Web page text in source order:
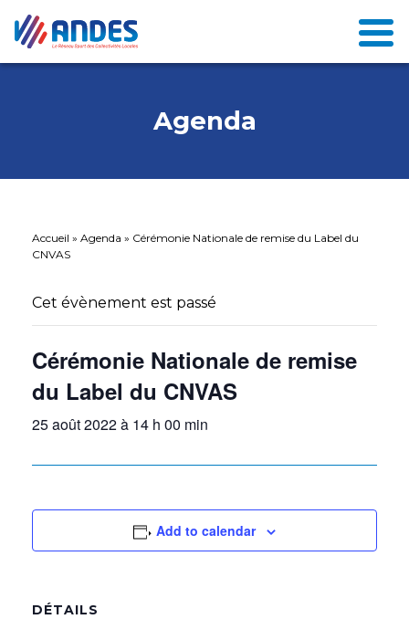
Agenda
Accueil » Agenda » Cérémonie Nationale de remise du Label du
CNVAS
Cet évènement est passé
Cérémonie Nationale de remise
du Label du CNVAS
25 août 2022 à 14 h 00 min
Add to calendar
DÉTAILS